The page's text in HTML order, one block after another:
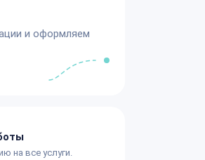
и оформляем
на все услуги.